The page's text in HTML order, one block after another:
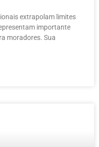
extrapolam limites
importante
moradores. Sua